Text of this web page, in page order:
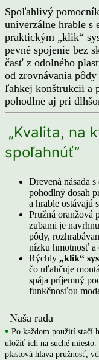
Spoľahlivý
univerzálne hrable s
praktickým „klik“
pevné spojenie bez
časť z odolného
od zrovnávania
ľahkej konštrukcii a
pohodlne aj pri
„Kvalita, na
spoľahnúť”
Drevená násada
pohodlný dosah
a hrable ostávajú
Pružná oranžová
zubami je
pôdy,
nízku hmotnosť a
Rýchly „klik“
čo uľahčuje
spája príjemný
funkčnosťou
Naša rada
• Po každom použití stačí
uložiť ich na suché miesto.
plastová hlava pružnosť,